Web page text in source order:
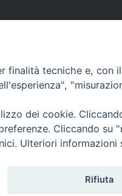
uffici
diocesano
notizie e segnalazioni
finalità tecniche e, con
dei cookie.
Cliccando
Ulteriori informazioni
Rifiuta